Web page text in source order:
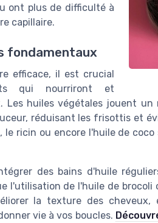
ont plus de difficulté à
capillaire.
fondamentaux
efficace, il est crucial
qui nourriront et
Les huiles végétales jouent
réduisant les frisottis et
le ricin ou encore l'huile de
des bains d'huile
l'utilisation de l'huile de
la texture des
vie à vos boucles.